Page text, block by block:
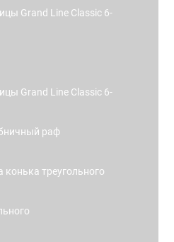
Grand Line Classic 6-
Grand Line Classic 6-
раф
конька треугольного